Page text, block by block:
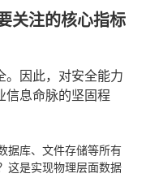
关注的核心指标
。因此，对安全能力
信息命脉的坚固程
据库、文件存储等所有
这是实现物理层面数据